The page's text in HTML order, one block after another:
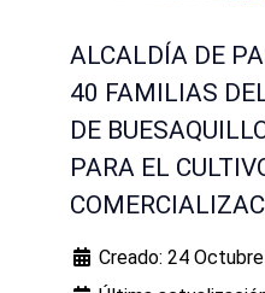
ALCALDÍA DE
40 FAMILIAS
DE
PARA EL
Creado: 24